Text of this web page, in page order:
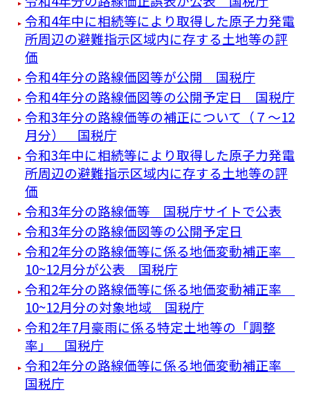
令和4年中に相続等により取得した原子力発電
所周辺の避難指示区域内に存する土地等の評
価
令和4年分の路線価図等が公開 国税庁
令和4年分の路線価図等の公開予定日 国税庁
令和3年分の路線価等の補正について（７～12
月分） 国税庁
令和3年中に相続等により取得した原子力発電
所周辺の避難指示区域内に存する土地等の評
価
令和3年分の路線価等 国税庁サイトで公表
令和3年分の路線価図等の公開予定日
令和2年分の路線価等に係る地価変動補正率
10~12月分が公表 国税庁
令和2年分の路線価等に係る地価変動補正率
10~12月分の対象地域 国税庁
令和2年7月豪雨に係る特定土地等の「調整
率」 国税庁
令和2年分の路線価等に係る地価変動補正率
国税庁